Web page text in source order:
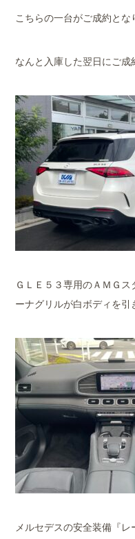
こちらの一台がご成約と
なんと入庫した翌日にご
ＧＬＥ５３専用のＡＭＧ
ーナグリルが白ボディを引
メルセデスの安全装備『